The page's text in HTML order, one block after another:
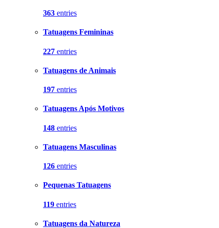
363 entries
Tatuagens Femininas
227 entries
Tatuagens de Animais
197 entries
Tatuagens Após Motivos
148 entries
Tatuagens Masculinas
126 entries
Pequenas Tatuagens
119 entries
Tatuagens da Natureza